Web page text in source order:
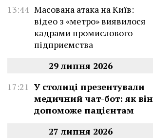
13:44 Масована атака на Київ:
відео з «метро» виявилося
кадрами промислового
підприємства
29 липня 2026
17:21 У столиці презентували
медичний чат-бот: як він
допоможе пацієнтам
27 липня 2026